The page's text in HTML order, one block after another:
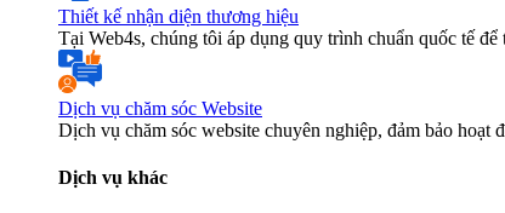
Thiết kế nhận diện thương hiệu
Tại Web4s, chúng tôi áp dụng quy trình chuẩn quốc tế
Dịch vụ chăm sóc Website
Dịch vụ chăm sóc website chuyên nghiệp, đảm bảo
Dịch vụ khác